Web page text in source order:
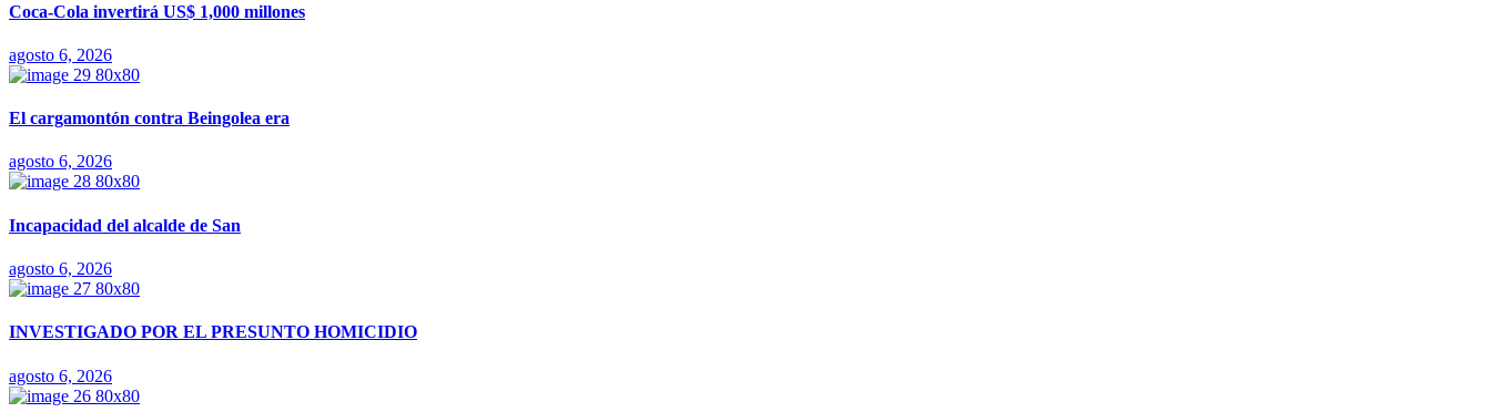
Coca-Cola invertirá US$ 1,000 millones
agosto 6, 2026
El cargamontón contra Beingolea era
agosto 6, 2026
Incapacidad del alcalde de San
agosto 6, 2026
INVESTIGADO POR EL PRESUNTO HOMICIDIO
agosto 6, 2026